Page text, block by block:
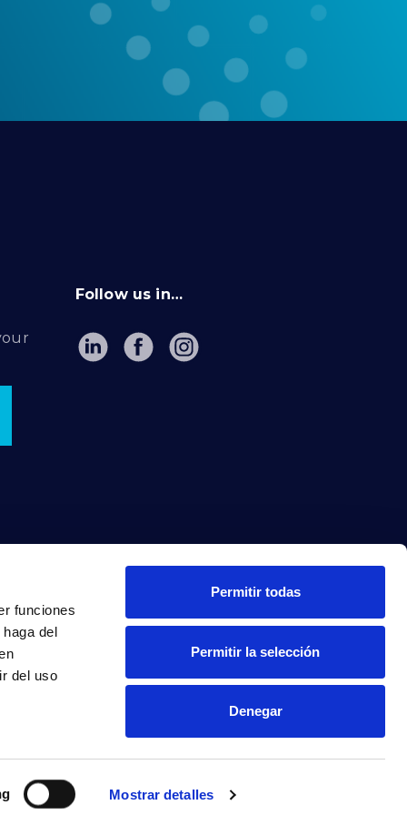
funciones
del
del uso
Mostrar detalles
Permitir todas
Permitir la selección
Denegar
Follow us in…